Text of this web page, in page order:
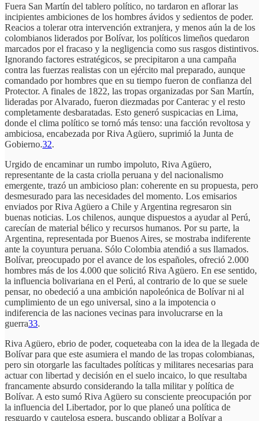
Fuera San Martín del tablero político, no tardaron en aflorar las
incipientes ambiciones de los hombres ávidos y sedientos de poder.
Reacios a tolerar otra intervención extranjera, y menos aún la de los
colombianos liderados por Bolívar, los políticos limeños quedaron
marcados por el fracaso y la negligencia como sus rasgos distintivos.
Ignorando factores estratégicos, se precipitaron a una campaña
contra las fuerzas realistas con un ejército mal preparado, aunque
comandado por hombres que en su tiempo fueron de confianza del
Protector. A finales de 1822, las tropas organizadas por San Martín,
lideradas por Alvarado, fueron diezmadas por Canterac y el resto
completamente desbaratadas. Esto generó suspicacias en Lima,
donde el clima político se tornó más tenso: una facción revoltosa y
ambiciosa, encabezada por Riva Agüero, suprimió la Junta de
Gobierno.32.
Urgido de encaminar un rumbo impoluto, Riva Agüero,
representante de la casta criolla peruana y del nacionalismo
emergente, trazó un ambicioso plan: coherente en su propuesta, pero
desmesurado para las necesidades del momento. Los emisarios
enviados por Riva Agüero a Chile y Argentina regresaron sin
buenas noticias. Los chilenos, aunque dispuestos a ayudar al Perú,
carecían de material bélico y recursos humanos. Por su parte, la
Argentina, representada por Buenos Aires, se mostraba indiferente
ante la coyuntura peruana. Sólo Colombia atendió a sus llamados.
Bolívar, preocupado por el avance de los españoles, ofreció 2.000
hombres más de los 4.000 que solicitó Riva Agüero. En ese sentido,
la influencia bolivariana en el Perú, al contrario de lo que se suele
pensar, no obedeció a una ambición napoleónica de Bolívar ni al
cumplimiento de un ego universal, sino a la impotencia o
indiferencia de las naciones vecinas para involucrarse en la
guerra33.
Riva Agüero, ebrio de poder, coqueteaba con la idea de la llegada de
Bolívar para que este asumiera el mando de las tropas colombianas,
pero sin otorgarle las facultades políticas y militares necesarias para
actuar con libertad y decisión en el suelo incaico, lo que resultaba
francamente absurdo considerando la talla militar y política de
Bolívar. A esto sumó Riva Agüero su consciente preocupación por
la influencia del Libertador, por lo que planeó una política de
resguardo y cautelosa espera, buscando obligar a Bolívar a